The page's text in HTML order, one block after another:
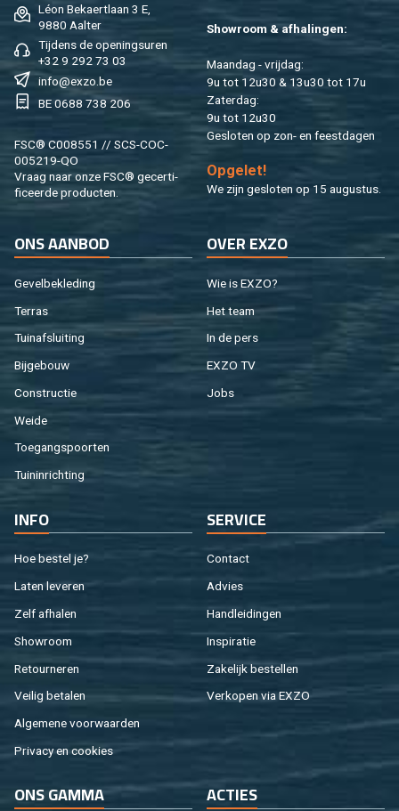
Léon Be­kaert­laan 3 E,
9880 Aal­ter
Tij­dens de ope­nings­uren
+32 9 292 73 03
info@​exzo.​be
BE 0688 738 206
FSC® C008551 // SCS-COC-
005219-QO
Vraag naar onze FSC® ge­cer­ti­
fi­ceer­de pro­duc­ten.
Show­room & af­ha­lin­gen:
Maan­dag - vrij­dag:
9u tot 12u30 & 13u30 tot 17u
Za­ter­dag:
9u tot 12u30
Ge­slo­ten op zon- en feest­da­gen
Op­ge­let!
We zijn ge­slo­ten op 15 au­gus­tus.
ONS AAN­BOD
Ge­vel­be­kle­ding
Ter­ras
Tuin­af­slui­ting
Bij­ge­bouw
Con­struc­tie
Weide
Toe­gangs­poor­ten
Tuin­in­rich­ting
OVER EXZO
Wie is EXZO?
Het team
In de pers
EXZO TV
Jobs
INFO
Hoe be­stel je?
Laten le­ve­ren
Zelf af­ha­len
Show­room
Re­tour­ne­ren
Vei­lig be­ta­len
Al­ge­me­ne voor­waar­den
Pri­va­cy en coo­kies
SER­VI­CE
Con­tact
Ad­vies
Hand­lei­din­gen
In­spi­ra­tie
Za­ke­lijk be­stel­len
Ver­ko­pen via EXZO
ONS GAMMA AC­TIES